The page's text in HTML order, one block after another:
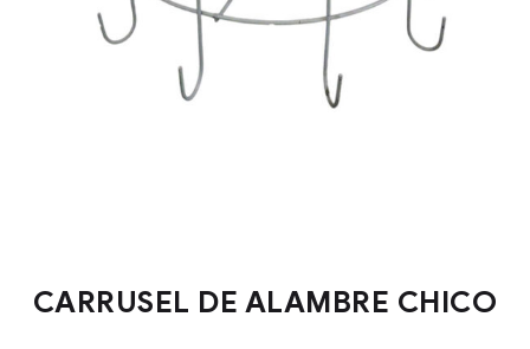
CARRUSEL DE ALAMBRE CHICO